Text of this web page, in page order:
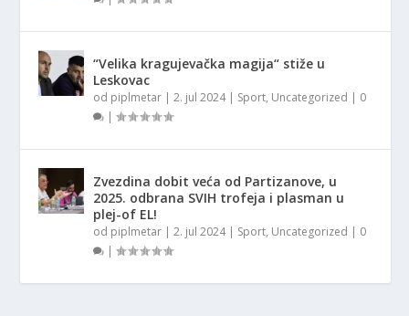
“Velika kragujevačka magija“ stiže u
Leskovac
od piplmetar |2. jul 2024| Sport, Uncategorized | 0
|
Zvezdina dobit veća od Partizanove, u
2025. odbrana SVIH trofeja i plasman u
plej-of EL!
od piplmetar |2. jul 2024| Sport, Uncategorized | 0
|